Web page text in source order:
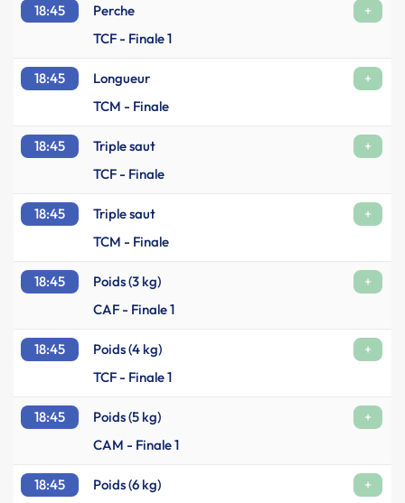
18:45 Perche
+
TCF - Finale 1
18:45 Longueur
+
TCM - Finale
18:45 Triple saut
+
TCF - Finale
18:45 Triple saut
+
TCM - Finale
18:45 Poids (3 kg)
+
CAF - Finale 1
18:45 Poids (4 kg)
+
TCF - Finale 1
18:45 Poids (5 kg)
+
CAM - Finale 1
18:45 Poids (6 kg)
+